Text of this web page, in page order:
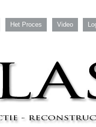
Het Proces Video